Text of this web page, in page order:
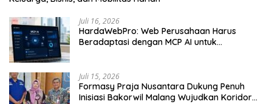
Juli 16, 2026
HardaWebPro: Web Perusahaan Harus
Beradaptasi dengan MCP AI untuk
Juli 15, 2026
Formasy Praja Nusantara Dukung Penuh
Inisiasi Bakorwil Malang Wujudkan Koridor